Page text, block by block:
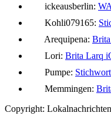
ickeausberlin:
Kohli079165:
Arequipena:
Lori: Brita Larq
Pumpe:
Memmingen:
Copyright: